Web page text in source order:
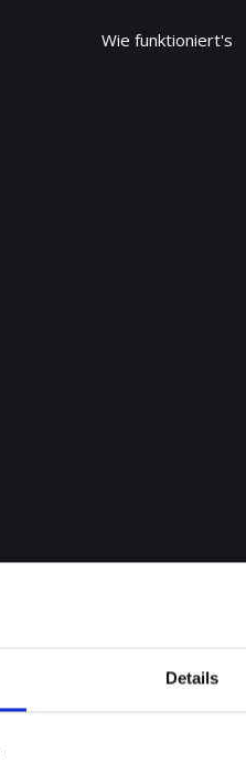
Details
Wie funktioniert's